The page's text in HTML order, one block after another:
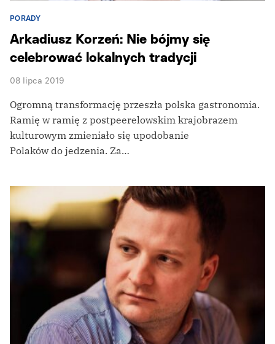
PORADY
Arkadiusz Korzeń: Nie bójmy się
celebrować lokalnych tradycji
08 lipca 2019
Ogromną transformację przeszła polska gastronomia.
Ramię w ramię z postpeerelowskim krajobrazem
kulturowym zmieniało się upodobanie
Polaków do jedzenia. Za…